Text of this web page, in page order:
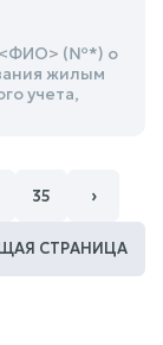
<ФИО> (№*) о
жилым
учета,
35 ›
СТРАНИЦА